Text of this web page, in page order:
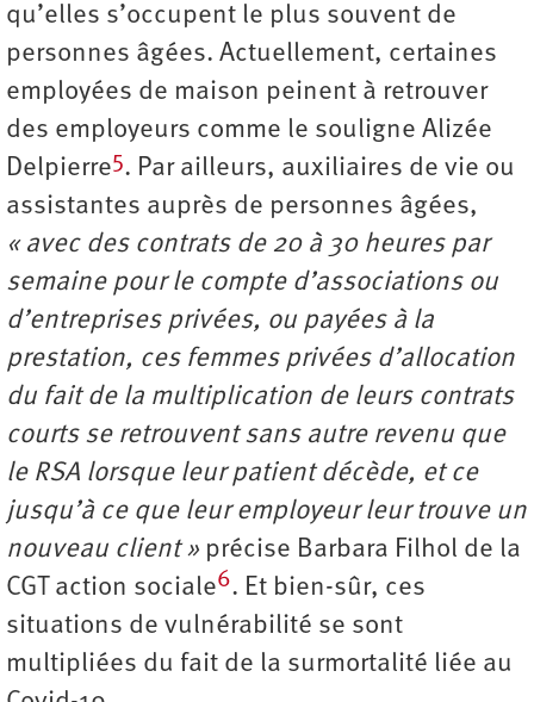
qu’elles s’occupent le plus souvent de
personnes âgées. Actuellement, certaines
employées de maison peinent à retrouver
des employeurs comme le souligne Alizée
Delpierre5. Par ailleurs, auxiliaires de vie ou
assistantes auprès de personnes âgées,
« avec des contrats de 20 à 30 heures par
semaine pour le compte d’associations ou
d’entreprises privées, ou payées à la
prestation, ces femmes privées d’allocation
du fait de la multiplication de leurs contrats
courts se retrouvent sans autre revenu que
le RSA lorsque leur patient décède, et ce
jusqu’à ce que leur employeur leur trouve un
nouveau client » précise Barbara Filhol de la
CGT action sociale6. Et bien-sûr, ces
situations de vulnérabilité se sont
multipliées du fait de la surmortalité liée au